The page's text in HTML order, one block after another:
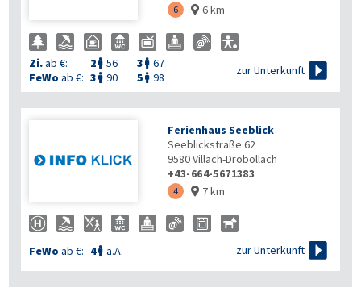
6  6 km
Zi.ab €: 2  56 3  67
FeWo ab €: 3  90 5  98
zur Unterkunft 
Ferienhaus Seeblick
Seeblickstraße 62
9580Villach-Drobollach
+43-664-5671383
4  7 km
FeWo ab €: 4 a.A. zur Unterkunft 